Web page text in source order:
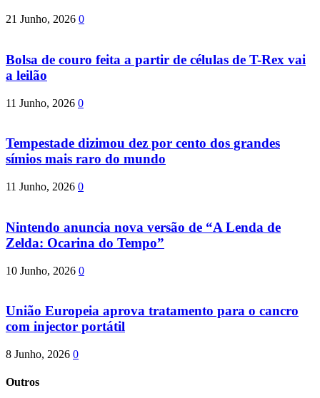
21 Junho, 2026 0
Bolsa de couro feita a partir de células de T-Rex vai
a leilão
11 Junho, 2026 0
Tempestade dizimou dez por cento dos grandes
símios mais raro do mundo
11 Junho, 2026 0
Nintendo anuncia nova versão de “A Lenda de
Zelda: Ocarina do Tempo”
10 Junho, 2026 0
União Europeia aprova tratamento para o cancro
com injector portátil
8 Junho, 2026 0
Outros